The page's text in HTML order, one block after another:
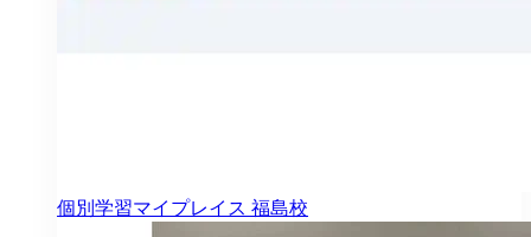
個別学習マイプレイス 福島校